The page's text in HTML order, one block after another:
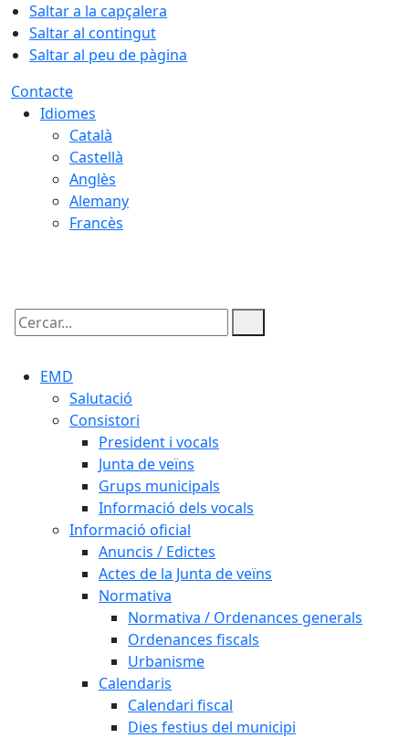
Saltar a la capçalera
Saltar al contingut
Saltar al peu de pàgina
Contacte
Idiomes
Català
Castellà
Anglès
Alemany
Francès
Cercar:
EMD
Salutació
Consistori
President i vocals
Junta de veïns
Grups municipals
Informació dels vocals
Informació oficial
Anuncis / Edictes
Actes de la Junta de veïns
Normativa
Normativa / Ordenances generals
Ordenances fiscals
Urbanisme
Calendaris
Calendari fiscal
Dies festius del municipi